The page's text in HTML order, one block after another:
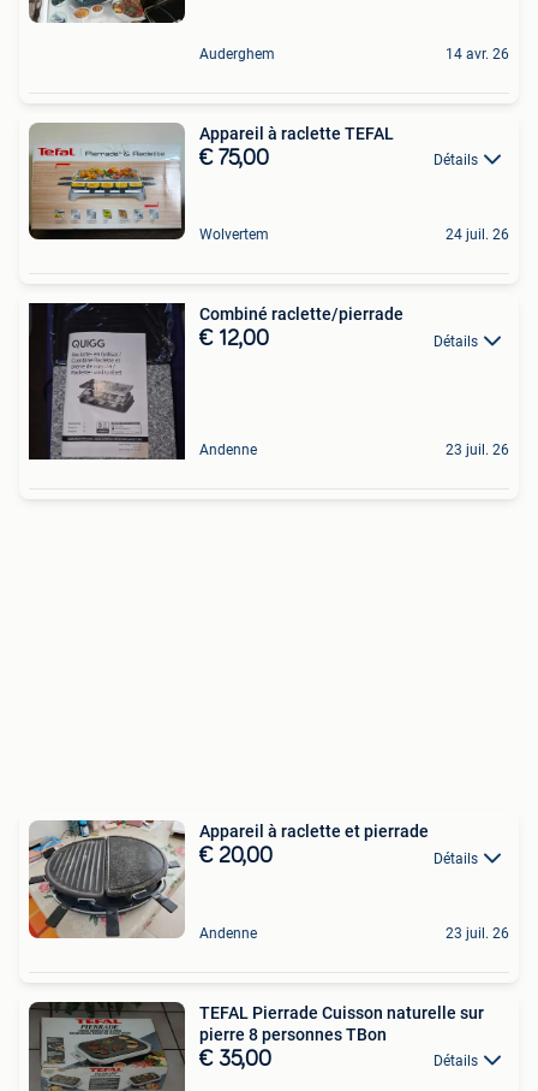
Auderghem 14 avr. 26
Appareil à raclette TEFAL
€ 75,00 Détails
Wolvertem 24 juil. 26
Combiné raclette/pierrade
€ 12,00 Détails
Andenne 23 juil. 26
Appareil à raclette et pierrade
€ 20,00 Détails
Andenne 23 juil. 26
TEFAL Pierrade Cuisson naturelle sur
pierre 8 personnes TBon
€ 35,00 Détails